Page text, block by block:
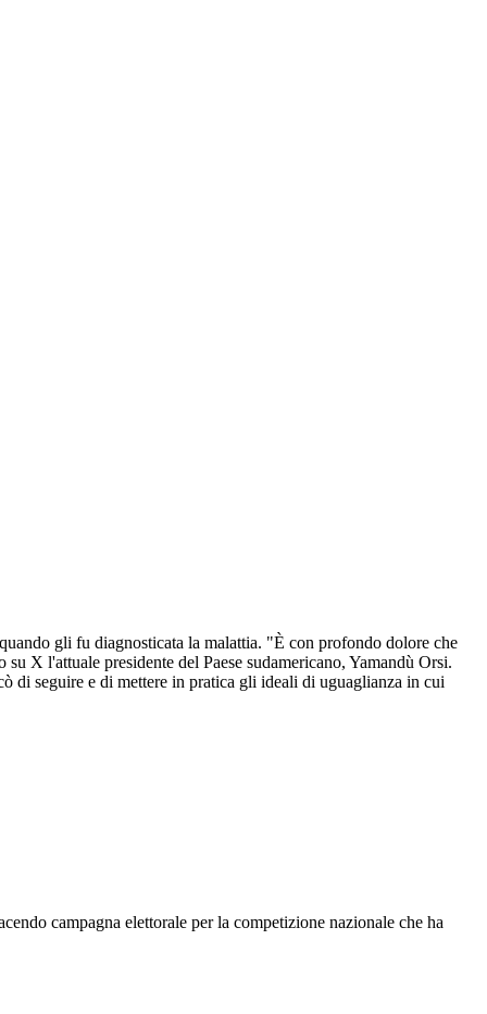
gli fu diagnosticata la malattia. "È con profondo dolore che
X l'attuale presidente del Paese sudamericano, Yamandù Orsi.
di seguire e di mettere in pratica gli ideali di uguaglianza in cui
campagna elettorale per la competizione nazionale che ha